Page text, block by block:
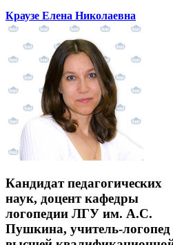
Краузе Елена Николаевна
Кандидат педагогических
наук, доцент кафедры
логопедии ЛГУ им. А.С.
Пушкина, учитель-логопед